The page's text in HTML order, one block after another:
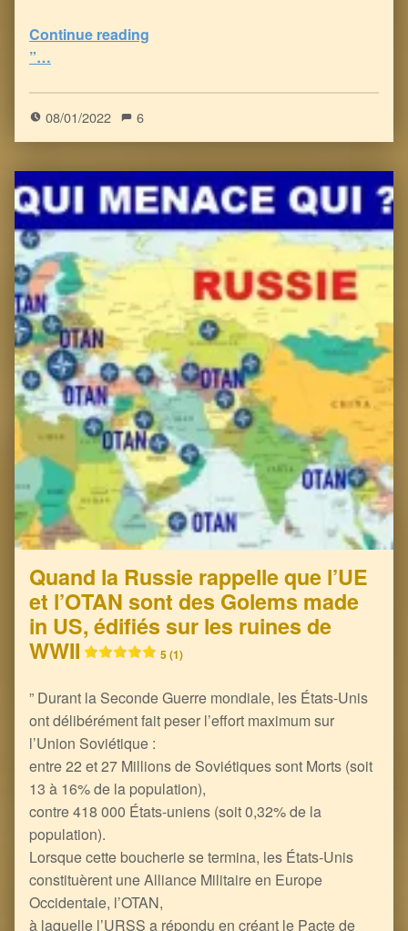
Continue reading
”…
08/01/2022 6
Quand la Russie rappelle que l’UE
et l’OTAN sont des Golems made
in US, édifiés sur les ruines de
WWII
5 (1)
” Durant la Seconde Guerre mondiale, les États-Unis
ont délibérément fait peser l’effort maximum sur
l’Union Soviétique :
entre 22 et 27 Millions de Soviétiques sont Morts (soit
13 à 16% de la population),
contre 418 000 États-uniens (soit 0,32% de la
population).
Lorsque cette boucherie se termina, les États-Unis
constituèrent une Alliance Militaire en Europe
Occidentale, l’OTAN,
à laquelle l’URSS a répondu en créant le Pacte de